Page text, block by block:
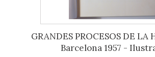
GRANDES PROCESOS DE LA
Barcelona 1957 -